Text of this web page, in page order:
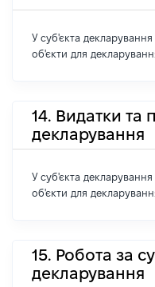
У суб'єкта декларування
об'єкти для
14. Видатки та
декларування
У суб'єкта декларування
об'єкти для
15. Робота за
декларування